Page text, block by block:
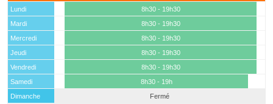
Lundi
8h30 - 19h30
Mardi
8h30 - 19h30
Mercredi
8h30 - 19h30
Jeudi
8h30 - 19h30
Vendredi
8h30 - 19h30
Samedi
8h30 - 19h
Dimanche
Fermé